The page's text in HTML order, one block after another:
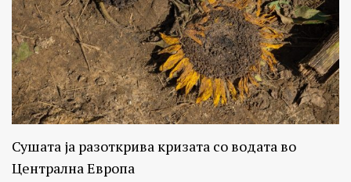
Сушата ја разоткрива кризата со водата во
Централна Европа